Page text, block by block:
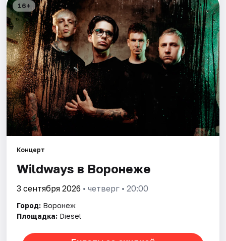
Выставки
Квесты
Экскурсии
Спорт
События
Площадки
Артисты
Рейтинги
16+
Концерт
Wildways в Воронеже
3 сентября 2026 • четверг • 20:00
Город: Воронеж
Площадка: Diesel